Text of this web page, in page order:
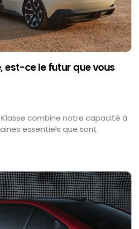
est-ce le futur que vous
Klasse combine notre capacité à
essentiels que sont